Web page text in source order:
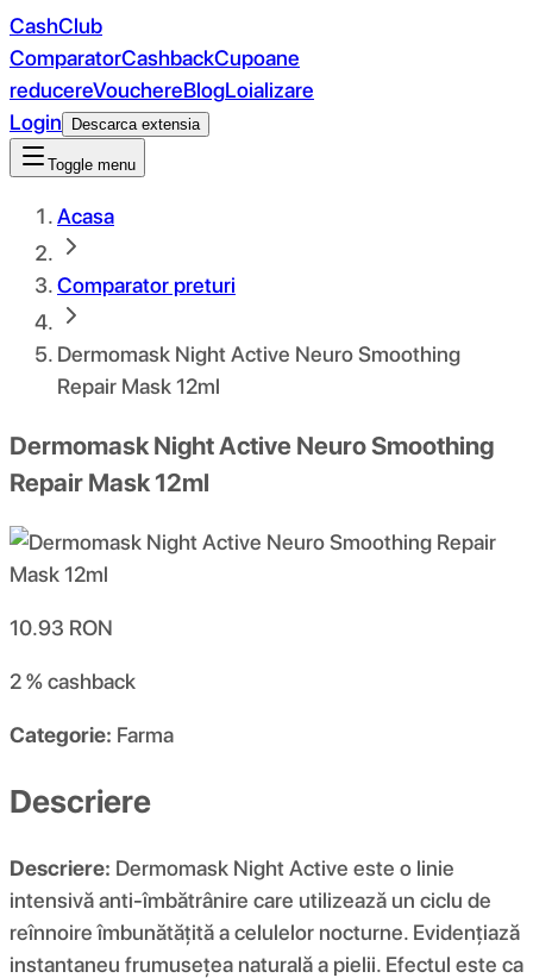
CashClub
ComparatorCashbackCupoane
reducereVouchereBlogLoializare
Login
Descarca extensia
Toggle menu
Acasa
Comparator preturi
Dermomask Night Active Neuro Smoothing
Repair Mask 12ml
Dermomask Night Active Neuro Smoothing
Repair Mask 12ml
10.93 RON
2 %cashback
Categorie: Farma
Descriere
Descriere: Dermomask Night Active este o linie
intensivă anti-îmbătrânire care utilizează un ciclu de
reînnoire îmbunătățită a celulelor nocturne. Evidențiază
instantaneu frumusețea naturală a pielii. Efectul este ca